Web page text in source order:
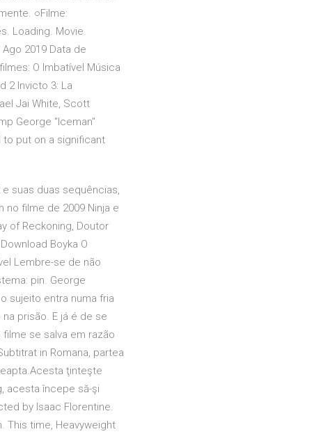
○Filme:
Loading. Movie.
2019 Data de
O Imbatível Música
2 Invicto 3: La
Jai White, Scott
George "Iceman"
to put on a significant
suas duas sequências,
no filme de 2009 Ninja e
of Reckoning, Doutor
Boyka O
Lembre-se de não
pin. George
sujeito entra numa fria
prisão. E já é de se
se salva em razão
in Romana, partea
ţinteşte
acesta începe să-şi
by Isaac Florentine.
This time, Heavyweight